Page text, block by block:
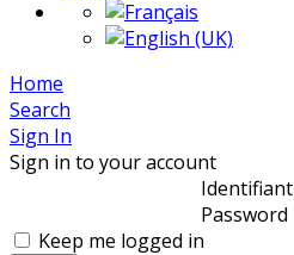
Home
Search
Sign In
Sign in to your account
Identifiant
Password
Keep me logged in